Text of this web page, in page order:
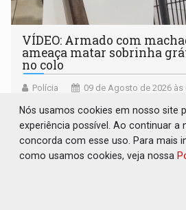
VÍDEO: Armado com
ameaça matar sobrinha
no colo
Polícia 09 de Agosto de 2026 às
Crime foi registrado na zona Sul de
Nós usamos cookies em nosso site
experiência possível. Ao continuar a
concorda com esse uso. Para mais
como usamos cookies, veja nossa